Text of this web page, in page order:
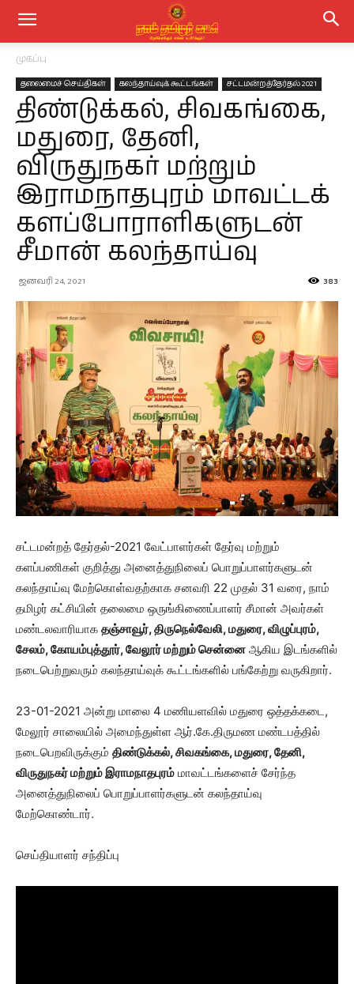
முகப்பு
தலைமைச் செய்திகள் கலந்தாய்வுக் கூட்டங்கள் சட்டமன்றத்தேர்தல் 2021
திண்டுக்கல், சிவகங்கை,
மதுரை, தேனி,
விருதுநகர் மற்றும்
இராமநாதபுரம் மாவட்டக்
களப்போராளிகளுடன்
சீமான் கலந்தாய்வு
ஜனவரி 24, 2021 383
சட்டமன்றத் தேர்தல்-2021 வேட்பாளர்கள் தேர்வு மற்றும்
களப்பணிகள் குறித்து அனைத்துநிலைப் பொறுப்பாளர்களுடன்
கலந்தாய்வு மேற்கொள்வதற்காக சனவரி 22 முதல் 31 வரை, நாம்
தமிழர் கட்சியின் தலைமை ஒருங்கிணைப்பாளர் சீமான் அவர்கள்
மண்டலவாரியாக தஞ்சாவூர், திருநெல்வேலி, மதுரை, விழுப்புரம்,
சேலம், கோயம்புத்தூர், வேலூர் மற்றும் சென்னை ஆகிய இடங்களில்
நடைபெற்றுவரும் கலந்தாய்வுக் கூட்டங்களில் பங்கேற்று வருகிறார்.
23-01-2021 அன்று மாலை 4 மணியளவில் மதுரை ஒத்தக்கடை,
மேலூர் சாலையில் அமைந்துள்ள ஆர்.கே.திருமண மண்டபத்தில்
நடைபெறவிருக்கும் திண்டுக்கல், சிவகங்கை, மதுரை, தேனி,
விருதுநகர் மற்றும் இராமநாதபுரம் மாவட்டங்களைச் சேர்ந்த
அனைத்துநிலைப் பொறுப்பாளர்களுடன் கலந்தாய்வு
மேற்கொண்டார்.
செய்தியாளர் சந்திப்பு